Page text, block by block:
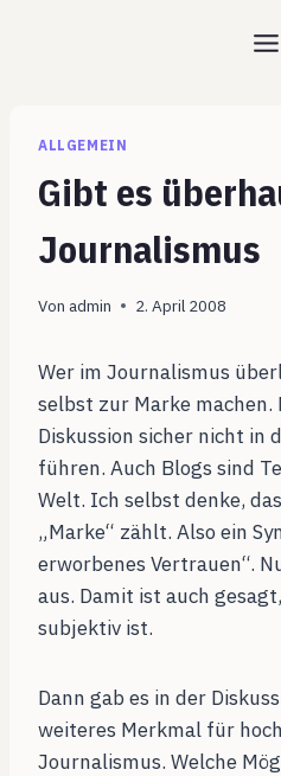
ALLGEMEIN
Gibt es
Journalismus
Von admin 2. April 2008
Wer im Journalismus
selbst zur Marke machen.
Diskussion sicher nicht in
führen. Auch Blogs sind
Welt. Ich selbst denke,
„Marke“ zählt. Also ein
erworbenes Vertrauen“.
aus. Damit ist auch
subjektiv ist.
Dann gab es in der
weiteres Merkmal für
Journalismus. Welche